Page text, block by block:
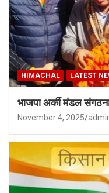
HIMACHAL LATEST
भाजपा अर्की मंडल
November 4, 2025